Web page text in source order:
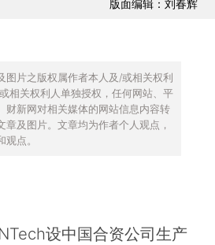
版面编辑：刘春辉
图片之版权属作者本人及/或相关权利
相关权利人单独授权，任何网站、平
财新网对相关媒体的网站信息内容转
章及图片。文章均为作者个人观点，
点。
设中国合资公司生产